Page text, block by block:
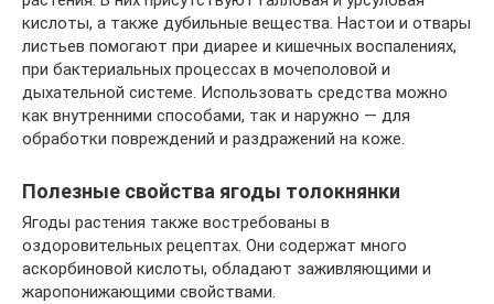
кислоты, а также дубильные вещества. Настои и отвары
листьев помогают при диарее и кишечных воспалениях,
при бактериальных процессах в мочеполовой и
дыхательной системе. Использовать средства можно
как внутренними способами, так и наружно — для
обработки повреждений и раздражений на коже.
Полезные свойства ягоды толокнянки
Ягоды растения также востребованы в
оздоровительных рецептах. Они содержат много
аскорбиновой кислоты, обладают заживляющими и
жаропонижающими свойствами.